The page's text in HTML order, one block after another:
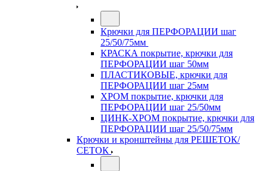
Крючки для ПЕРФОРАЦИИ шаг
25/50/75мм
КРАСКА покрытие, крючки для
ПЕРФОРАЦИИ шаг 50мм
ПЛАСТИКОВЫЕ, крючки для
ПЕРФОРАЦИИ шаг 25мм
ХРОМ покрытие, крючки для
ПЕРФОРАЦИИ шаг 25/50мм
ЦИНК-ХРОМ покрытие, крючки для
ПЕРФОРАЦИИ шаг 25/50/75мм
Крючки и кронштейны для РЕШЕТОК/
СЕТОК